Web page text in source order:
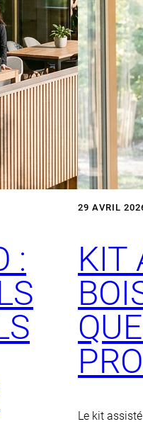
:
29 AVRIL
KIT
Le kit